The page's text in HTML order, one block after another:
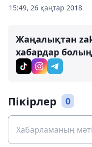
15:49, 26 қаңтар 2018
Жаңалықтан
хабардар
Пікірлер 0